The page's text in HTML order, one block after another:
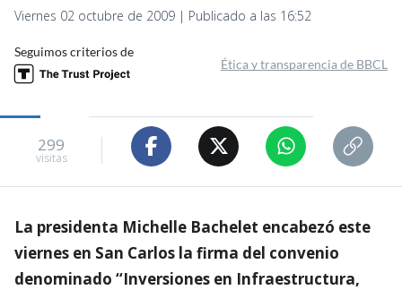
Viernes 02 octubre de 2009 | Publicado a las 16:52
Seguimos criterios de
Ética y transparencia de BBCL
299
visitas
La presidenta Michelle Bachelet encabezó este
viernes en San Carlos la firma del convenio
denominado “Inversiones en Infraestructura,